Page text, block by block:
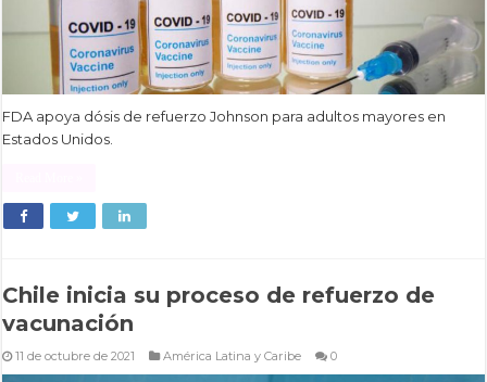
FDA apoya dósis de refuerzo Johnson para adultos mayores en
Estados Unidos.
Chile inicia su proceso de refuerzo de
vacunación
11 de octubre de 2021 América Latina y Caribe 0